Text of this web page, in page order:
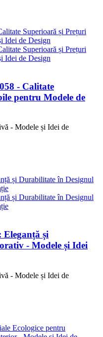
- Calitate
pentru Modele de
- Modele și Idei de
și
- Modele și Idei
- Modele și Idei de